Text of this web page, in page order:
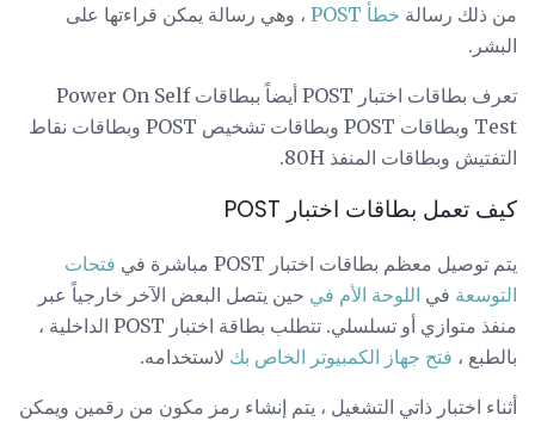
من ذلك رسالة خطأ POST
، وهي رسالة يمكن قراءتها على
البشر.
تعرف بطاقات اختبار POST أيضاً ببطاقات Power On Self
Test وبطاقات POST وبطاقات تشخيص POST وبطاقات نقاط
التفتيش وبطاقات المنفذ 80H.
كيف تعمل بطاقات اختبار POST
يتم توصيل معظم بطاقات اختبار POST مباشرة في
فتحات
التوسعة في اللوحة الأم في حين يتصل البعض الآخر خارجياً عبر
منفذ متوازي أو تسلسلي. تتطلب بطاقة اختبار POST الداخلية ،
بالطبع ، فتح جهاز الكمبيوتر الخاص بك لاستخدامه.
أثناء اختبار ذاتي التشغيل ، يتم إنشاء رمز مكون من رقمين ويمكن